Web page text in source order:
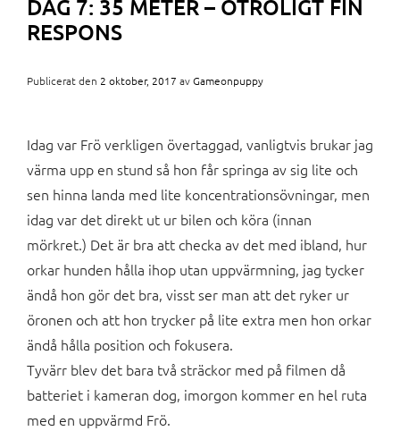
DAG 7: 35 METER – OTROLIGT FIN
RESPONS
Publicerat den 2 oktober, 2017 avGameonpuppy
Idag var Frö verkligen övertaggad, vanligtvis brukar jag
värma upp en stund så hon får springa av sig lite och
sen hinna landa med lite koncentrationsövningar, men
idag var det direkt ut ur bilen och köra (innan
mörkret.) Det är bra att checka av det med ibland, hur
orkar hunden hålla ihop utan uppvärmning, jag tycker
ändå hon gör det bra, visst ser man att det ryker ur
öronen och att hon trycker på lite extra men hon orkar
ändå hålla position och fokusera.
Tyvärr blev det bara två sträckor med på filmen då
batteriet i kameran dog, imorgon kommer en hel ruta
med en uppvärmd Frö.